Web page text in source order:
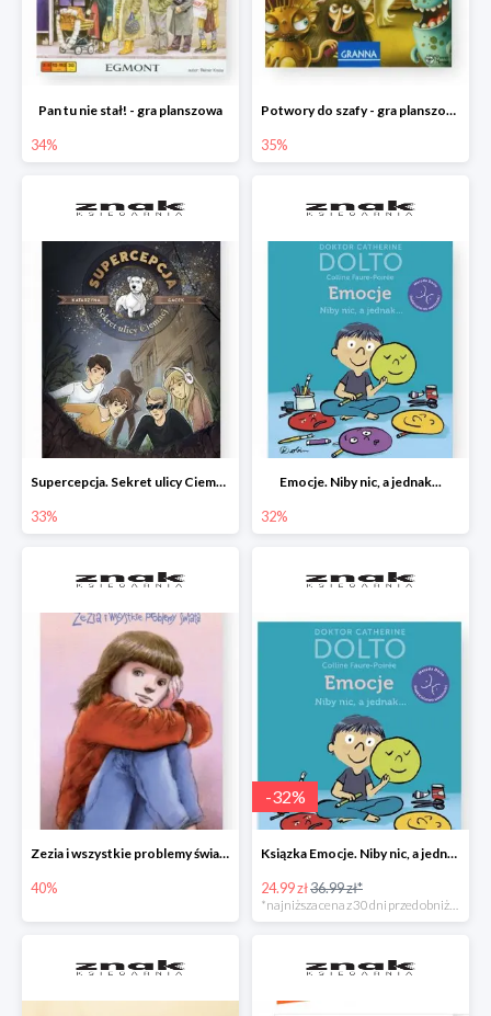
Pan tu nie stał! - gra planszowa
34%
Potwory do szafy - gra planszowa
35%
Supercepcja. Sekret ulicy Ciemnej
33%
Emocje. Niby nic, a jednak...
32%
Zezia i wszystkie problemy świata
40%
-32%
Ksiązka Emocje. Niby nic, a jednak... -32%
24.99 zł36.99 zł*
*najniższa cena z 30 dni przed obniżką